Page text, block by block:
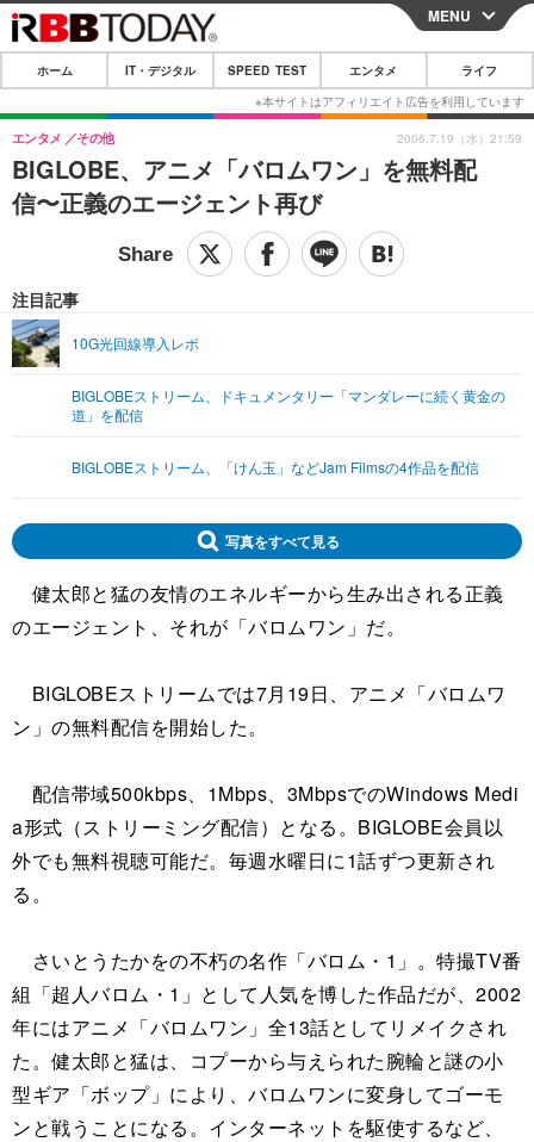
CLOSE
ホーム
IT・デジタル
IT・デジタルTOP スマートフォン
その他
SPEED TEST
映画・ドラマ
グラビア
ショッピング その他
ライフTOP
その他
リリース一覧
MENU
ホーム IT・デジタル SPEED TEST エンタメ ライフ
BIGLOBE、アニメ「バロムワン」を無料配
信〜正義のエージェント再び
エンタメ その他
注目記事
10G光回線導入レポ
BIGLOBEストリーム、ドキュメンタリー「マンダレーに続く黄金の
道」を配信
BIGLOBEストリーム、「けん玉」などJam Filmsの4作品を配信
2006.7.19（水）21:59
写真をすべて見る
健太郎と猛の友情のエネルギーから生み出される正義
のエージェント、それが「バロムワン」だ。
BIGLOBEストリームでは7月19日、アニメ「バロムワ
ン」の無料配信を開始した。
配信帯域500kbps、1Mbps、3MbpsでのWindows Medi
a形式（ストリーミング配信）となる。BIGLOBE会員以
外でも無料視聴可能だ。毎週水曜日に1話ずつ更新され
る。
さいとうたかをの不朽の名作「バロム・1」。特撮TV番
組「超人バロム・1」として人気を博した作品だが、2002
年にはアニメ「バロムワン」全13話としてリメイクされ
た。健太郎と猛は、コプーから与えられた腕輪と謎の小
型ギア「ボップ」により、バロムワンに変身してゴーモ
ンと戦うことになる。インターネットを駆使するなど、